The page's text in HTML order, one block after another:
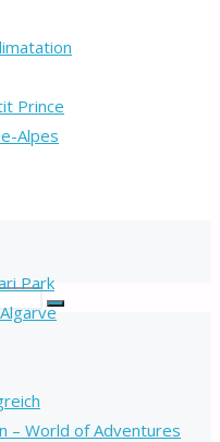
Prince
Alpes
Park
– World of Adventures
Search